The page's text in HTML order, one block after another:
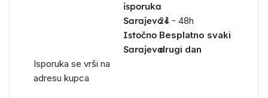
isporuka
Sarajevo i
Istočno
Sarajevo
Isporuka se vrši na
adresu kupca
24 - 48h
Besplatno svaki
drugi dan